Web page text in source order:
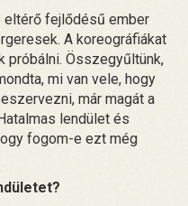
eltérő fejlődésű ember
A koreográfiákat
próbálni. Összegyűltünk,
mi van vele, hogy
már magát a
lendület és
fogom-e ezt még